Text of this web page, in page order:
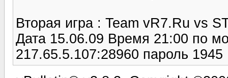
Вторая игра : Team vR7.Ru vs
Дата 15.06.09 Время 21:00 по
217.65.5.107:28960 пароль 1945